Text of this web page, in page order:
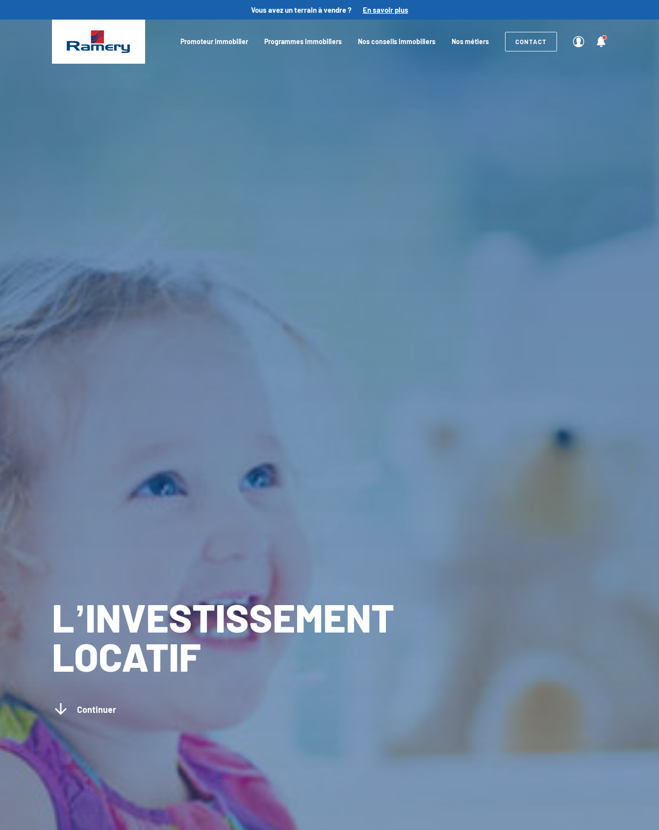
Vous avez un terrain à vendre ? En savoir plus
Promoteur immobilier Programmes immobiliers Nos conseils immobiliers Nos métiers CONTACT
L’INVESTISSEMENT
LOCATIF
Continuer